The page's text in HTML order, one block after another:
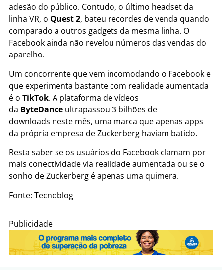
adesão do público. Contudo, o último headset da
linha VR, o Quest 2, bateu recordes de venda quando
comparado a outros gadgets da mesma linha. O
Facebook ainda não revelou números das vendas do
aparelho.
Um concorrente que vem incomodando o Facebook e
que experimenta bastante com realidade aumentada
é o TikTok. A plataforma de vídeos
da ByteDance ultrapassou 3 bilhões de
downloads neste mês, uma marca que apenas apps
da própria empresa de Zuckerberg haviam batido.
Resta saber se os usuários do Facebook clamam por
mais conectividade via realidade aumentada ou se o
sonho de Zuckerberg é apenas uma quimera.
Fonte: Tecnoblog
Publicidade